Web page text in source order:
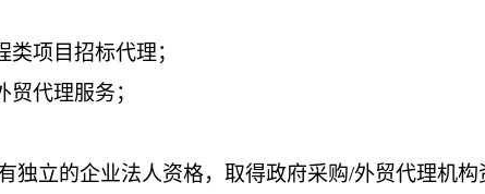
类项目招标代理；
贸代理服务；
独立的企业法人资格，取得政府采购/外贸代理机构